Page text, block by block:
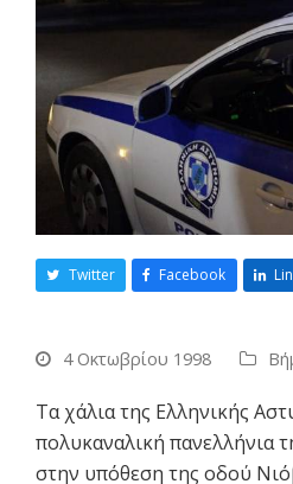
Twitter Facebook
4 Οκτωβρίου 1998
Τα χάλια της Ελληνικής
πολυκαναλική πανελλήνια
στην υπόθεση της οδού